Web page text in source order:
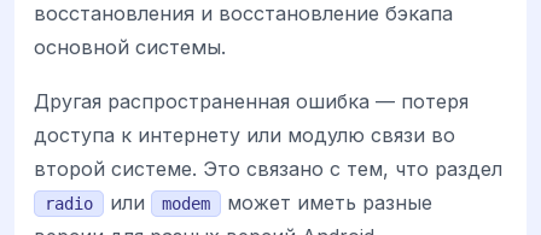
восстановления и восстановление бэкапа
основной системы.
Другая распространенная ошибка — потеря
доступа к интернету или модулю связи во
второй системе. Это связано с тем, что раздел
radio или modem
может иметь разные